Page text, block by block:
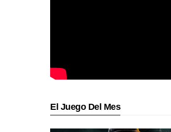
El Juego Del Mes